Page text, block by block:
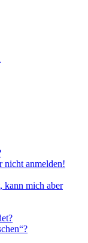
nicht anmelden!
kann mich aber